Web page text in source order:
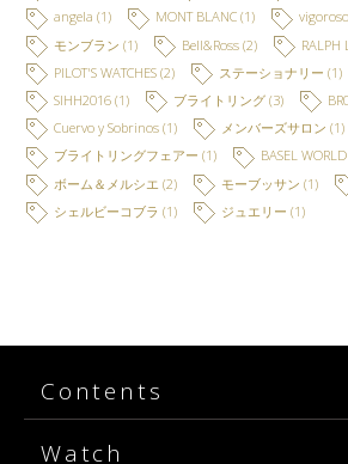
angela (1) MONT BLANC(1) vigoroso
モンブラン (1) Bell&Ross(2) RALPH
PILOT'S WATCHES(2) ステーショナリー (1)
SIHH2016(1) ブライトリング(3)
Cuervo y Sobrinos(1) メンバーズサロン (1)
ブライトリングフェアー (1) BASEL WORLD
ボーム＆メルシエ (2) モーブッサン (1)
シェルビーコブラ (1) ジュエリー (1)
Contents
Watch